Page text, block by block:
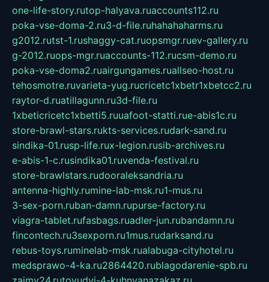
one-life-story.rutop-halyava.ruaccounts112.ru
poka-vse-doma-2.ru3-d-file.ruhahahaharms.ru
g2012.rutst-1.rushaggy-cat.ruopsmgr.ruev-gallery.ru
g-2012.ruops-mgr.ruaccounts-112.rucsm-demo.ru
poka-vse-doma2.ruairgungames.ruallseo-host.ru
tehosmotre.ruvarieta-yug.rucricetc1xbetr1xbetcc2.ru
raytor-d.ruatillagunn.ru3d-file.ru
1xbeticricetc1xbetti5.ruuafoot-statti.rue-abis1c.ru
store-brawl-stars.rukts-services.rudark-sand.ru
sindika-01.rusp-life.rux-legion.rusib-archives.ru
e-abis-1-c.rusindika01.ruvenda-festival.ru
store-brawlstars.rudooraleksandria.ru
antenna-highly.rumine-lab-msk.ru1-mus.ru
3-sex-porn.ruban-damn.rupurse-factory.ru
viagra-tablet.rufasbags.ruadler-jun.rubandamn.ru
fincontech.ru3sexporn.ru1mus.rudarksand.ru
rebus-toys.ruminelab-msk.rualabuga-cityhotel.ru
medsprawo-4-ka.ru2864420.rublagodarenie-spb.ru